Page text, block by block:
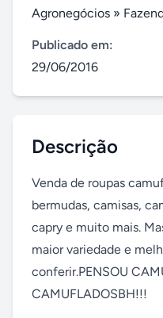
Agronegócios »
Publicado em:
29/06/2016
Descrição
Venda de roupas
bermudas, camisas,
capry e muito mais.
maior variedade e
conferir.PENSOU
CAMUFLADOSBH!!!